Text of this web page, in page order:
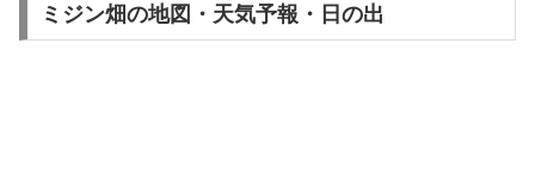
ミジン畑の地図・天気予報・日の出